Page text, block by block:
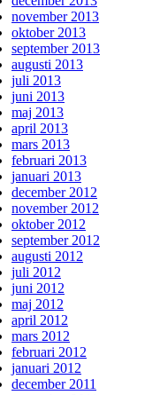
november 2013
oktober 2013
september 2013
augusti 2013
juli 2013
juni 2013
maj 2013
april 2013
mars 2013
februari 2013
januari 2013
december 2012
november 2012
oktober 2012
september 2012
augusti 2012
juli 2012
juni 2012
maj 2012
april 2012
mars 2012
februari 2012
januari 2012
december 2011